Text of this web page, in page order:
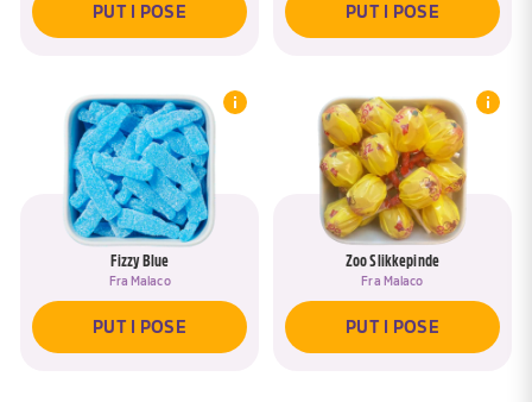
PUT I POSE PUT I POSE
Fizzy Blue
Fra Malaco
PUT I POSE
Zoo Slikkepinde
Fra Malaco
PUT I POSE